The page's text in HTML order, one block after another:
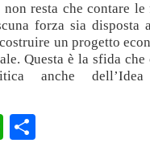
resta che contare le
forza sia disposta
un progetto
Questa è la sfida che
anche
WhatsApp